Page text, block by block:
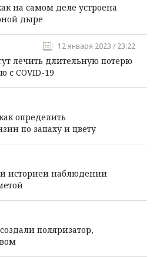
на самом деле устроена
дыре
12 января 2023 / 23:22
лечить длительную потерю
с COVID-19
определить
по запаху и цвету
историей наблюдений
поляризатор,